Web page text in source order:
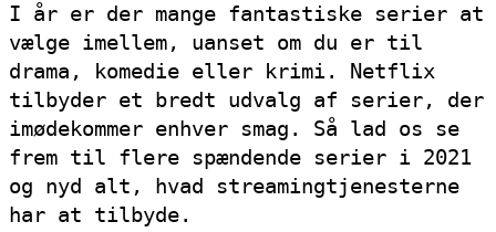
I år er der mange fantastiske serier at
vælge imellem, uanset om du er til
drama, komedie eller krimi. Netflix
tilbyder et bredt udvalg af serier, der
imødekommer enhver smag. Så lad os se
frem til flere spændende serier i 2021
og nyd alt, hvad streamingtjenesterne
har at tilbyde.